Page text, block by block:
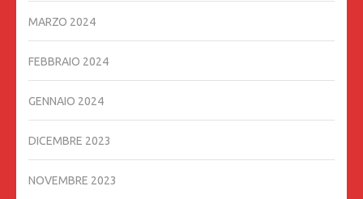
MARZO 2024
FEBBRAIO 2024
GENNAIO 2024
DICEMBRE 2023
NOVEMBRE 2023